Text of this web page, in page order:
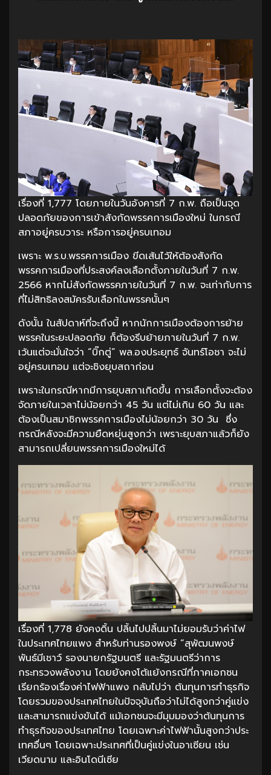
เรื่องที่ 1,777 โดยภายในวันอังคารที่ 7 ก.พ. ถือเป็นจุด
ปลอดภัยของการเข้าสังกัดพรรคการเมืองใหม่ ในกรณี
สภาอยู่ครบวาระ หรือการอยู่ครบเทอม
เพราะ พ.ร.บ.พรรคการเมือง ขีดเส้นไว้ให้ต้องสังกัด
พรรคการเมืองที่ประสงค์ลงเลือกตั้งภายในวันที่ 7 ก.พ.
2566 หากไม่สังกัดพรรคภายในวันที่ 7 ก.พ. จะเท่ากับการ
ที่ไม่สิทธิลงสมัครรับเลือกในพรรคนั้นๆ
ดังนั้น ในสัปดาห์ที่จะถึงนี้ หากนักการเมืองต้องการย้าย
พรรคในระยะปลอดภัย ก็ต้องรีบย้ายภายในวันที่ 7 ก.พ.
เว้นแต่จะมั่นใจว่า “บิ๊กตู่” พล.องประยุทธ์ จันทร์โอชา จะไม่
อยู่ครบเทอม แต่จะชิงยุบสถาก่อน
เพราะในกรณีหากมีการยุบสภาเกิดขึ้น การเลือกตั้งจะต้อง
จัดภายในเวลาไม่น้อยกว่า 45 วัน แต่ไม่เกิน 60 วัน และ
ต้องเป็นสมาชิกพรรคการเมืองไม่น้อยกว่า 30 วัน ซึ่ง
กรณีหลังจะมีความยืดหยุ่นสูงกว่า เพราะยุบสภาแล้วก็ยัง
สามารถเปลี่ยนพรรคการเมืองใหม่ได้
เรื่องที่ 1,778 ยังคงดิ้น ปลิ้นไปปลิ้นมาไม่ยอมรับว่าค่าไฟ
ในประเทศไทยแพง สำหรับท่านรองพงษ์ “สุพัฒนพงษ์
พันธ์มีเชาว์ รองนายกรัฐมนตรี และรัฐมนตรีว่าการ
กระทรวงพลังงาน โดยยังคงโต้แย้งกรณีที่ภาคเอกชน
เรียกร้องเรื่องค่าไฟฟ้าแพง กลับไปว่า ต้นทุนการทำธุรกิจ
โดยรวมของประเทศไทยในปัจจุบันถือว่าไม่ได้สูงกว่าคู่แข่ง
และสามารถแข่งขันได้ แม้เอกชนจะมีมุมมองว่าต้นทุนการ
ทำธุรกิจของประเทศไทย โดยเฉพาะค่าไฟฟ้านั้นสูงกว่าประ
เทศอื่นๆ โดยเฉพาะประเทศที่เป็นคู่แข่งในอาเซียน เช่น
เวียดนาม และอินโดนีเซีย